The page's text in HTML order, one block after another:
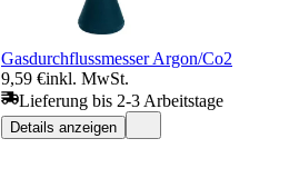
Gasdurchflussmesser Argon/Co2
9,59 €inkl. MwSt.
Lieferung bis 2-3 Arbeitstage
Details anzeigen